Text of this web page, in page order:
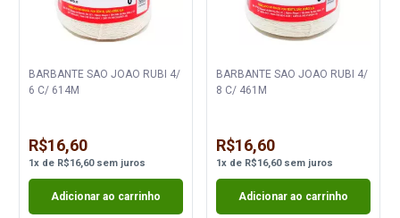
BARBANTE SAO JOAO RUBI 4/
6 C/ 614M
R$16,60
1x de R$16,60sem juros
Adicionar ao carrinho
BARBANTE SAO JOAO RUBI 4/
8 C/ 461M
R$16,60
1xde R$16,60sem juros
Adicionar ao carrinho